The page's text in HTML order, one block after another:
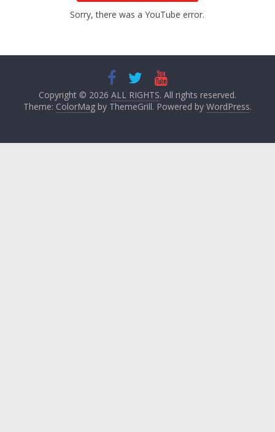
Sorry, there was a YouTube error.
Copyright © 2026 ALL RIGHTS. All rights reserved.
Theme: ColorMagby ThemeGrill. Powered by WordPress.